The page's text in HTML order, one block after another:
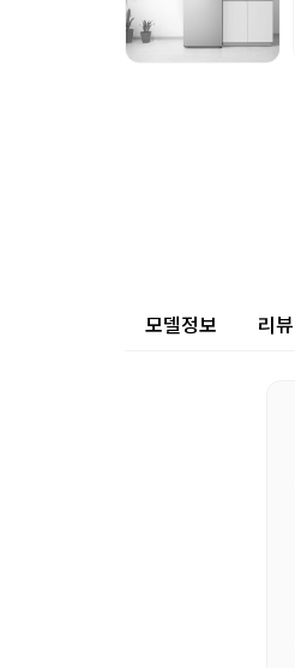
상세 정보
모델정보 리뷰